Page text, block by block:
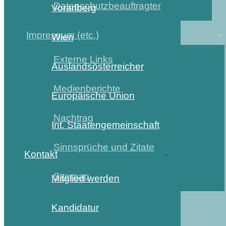
Datenschutzbeauftragter
Impressum (etc.)
Externe Links
Medienberichte
Nachtrag
Sinnsprüche und Zitate
Sitemap
Vorarlberg
Wien
Auslandsösterreicher
Europäische Union
Int. Staatengemeinschaft
Kontakt
Mitglied werden
Kandidatur